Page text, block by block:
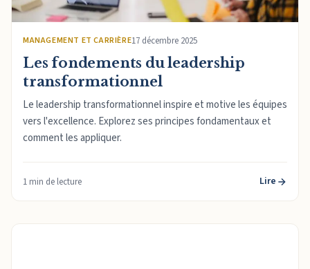
MANAGEMENT ET CARRIÈRE17 décembre 2025
Les fondements du leadership
transformationnel
Le leadership transformationnel inspire et motive les équipes
vers l'excellence. Explorez ses principes fondamentaux et
comment les appliquer.
1 min de lecture Lire